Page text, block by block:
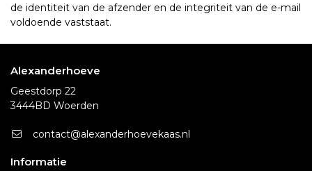
de identiteit van de afzender en de integriteit van de e-mail
voldoende vaststaat.
Alexanderhoeve
Geestdorp 22
3444BD Woerden
contact@alexanderhoevekaas.nl
Informatie